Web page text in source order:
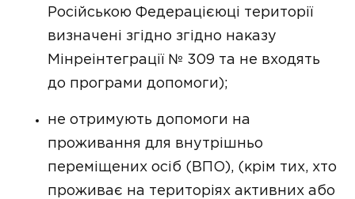
Російською Федерацієюці території
визначені згідно згідно наказу
Мінреінтеграції № 309 та не входять
до програми допомоги);
не отримують допомоги на
проживання для внутрішньо
переміщених осіб (ВПО), (крім тих, хто
проживає на територіях активних або